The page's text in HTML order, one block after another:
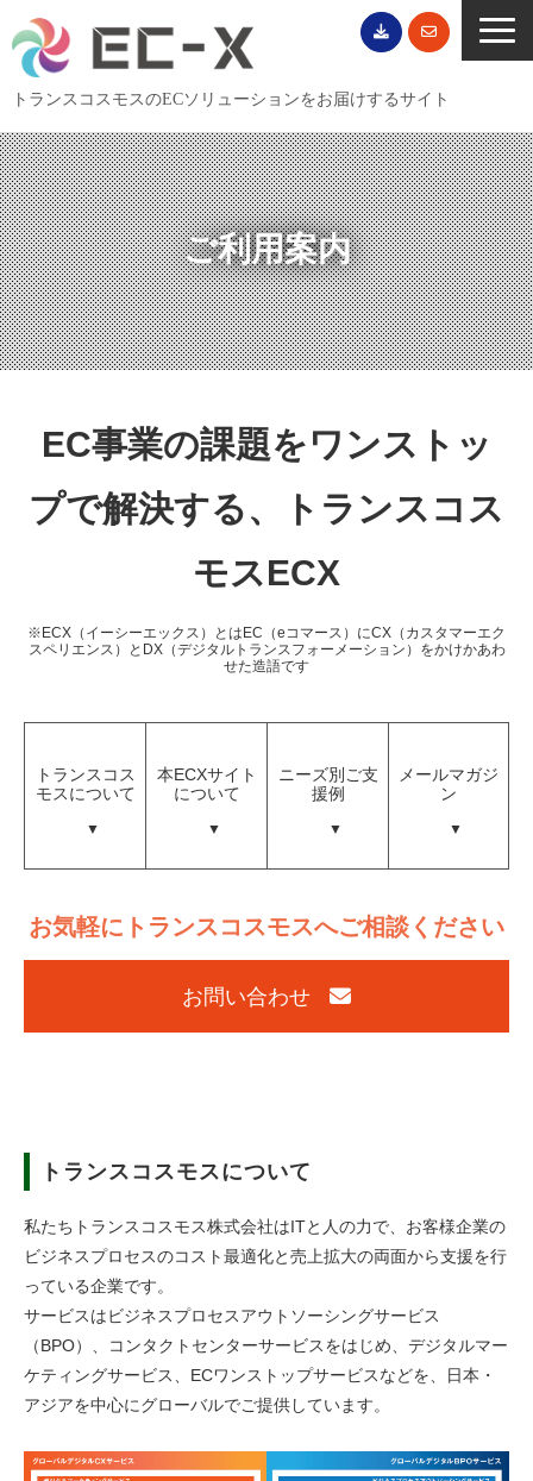
トランスコスモスのECソリューションをお届けするサイト
TOP
サービス一覧
EC導入事例
ECブログ
無料セミナー
EC資料ダウンロード
会社概要
ご利用案内
EC事業の課題をワンストッ
プで解決する、トランスコス
モスECX
※ECX（イーシーエックス）とはEC（eコマース）にCX（カスタマーエク
スペリエンス）とDX（デジタルトランスフォーメーション）をかけかあわ
せた造語です
トランスコス
モスについて
本ECXサイト
について
ニーズ別ご支
援例
メールマガジ
ン
お気軽にトランスコスモスへご相談ください
お問い合わせ
トランスコスモスについて
私たちトランスコスモス株式会社はITと人の力で、お客様企業の
ビジネスプロセスのコスト最適化と売上拡大の両面から支援を行
っている企業です。
サービスはビジネスプロセスアウトソーシングサービス
（BPO）、コンタクトセンターサービスをはじめ、デジタルマー
ケティングサービス、ECワンストップサービスなどを、日本・
アジアを中心にグローバルでご提供しています。